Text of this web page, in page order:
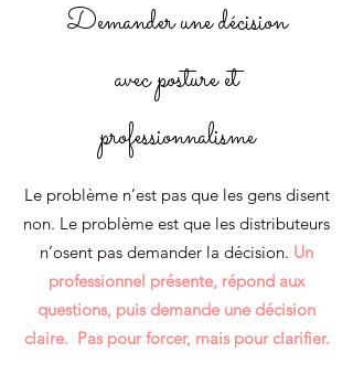
Demander une décision
avec posture et
professionnalisme
Le problème n’est pas que les gens disent
non. Le problème est que les distributeurs
n’osent pas demander la décision. Un
professionnel présente, répond aux
questions, puis demande une décision
claire. Pas pour forcer, mais pour clarifier.